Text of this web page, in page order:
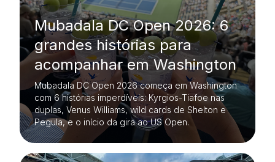
Mubadala DC Open 2026: 6
grandes histórias para
acompanhar em Washington
Mubadala DC Open 2026 começa em Washington
com 6 histórias imperdíveis: Kyrgios-Tiafoe nas
duplas, Venus Williams, wild cards de Shelton e
Pegula, e o início da gira ao US Open.